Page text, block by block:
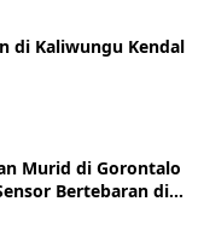
di Kaliwungu Kendal
Murid di Gorontalo
Bertebaran di